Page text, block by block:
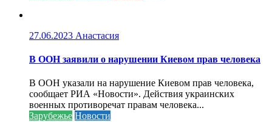
27.06.2023 Анастасия
В ООН заявили о нарушении Киевом прав человека
В ООН указали на нарушение Киевом прав человека,
сообщает РИА «Новости». Действия украинских
военных противоречат правам человека...
Зарубежье Новости